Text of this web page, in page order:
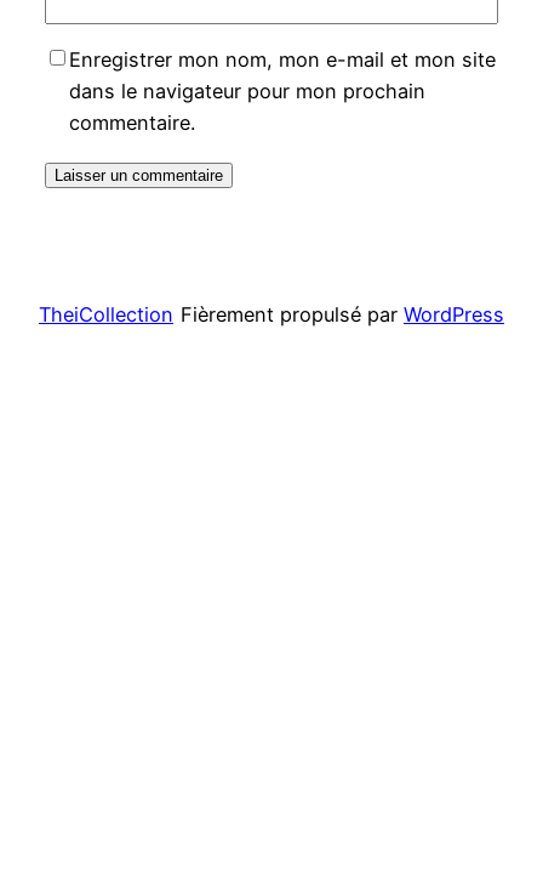
Enregistrer mon nom, mon e-mail et mon site
dans le navigateur pour mon prochain
commentaire.
TheiCollection Fièrement propulsé par WordPress